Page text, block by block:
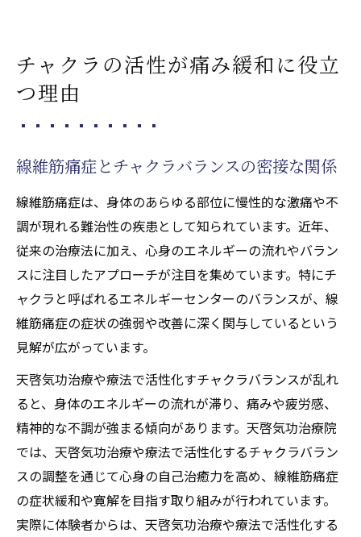
チャクラの活性が痛み緩和に役立
つ理由
線維筋痛症とチャクラバランスの密接な関係
線維筋痛症は、身体のあらゆる部位に慢性的な激痛や不
調が現れる難治性の疾患として知られています。近年、
従来の治療法に加え、心身のエネルギーの流れやバラン
スに注目したアプローチが注目を集めています。特にチ
ャクラと呼ばれるエネルギーセンターのバランスが、線
維筋痛症の症状の強弱や改善に深く関与しているという
見解が広がっています。
天啓気功治療や療法で活性化すチャクラバランスが乱れ
ると、身体のエネルギーの流れが滞り、痛みや疲労感、
精神的な不調が強まる傾向があります。天啓気功治療院
では、天啓気功治療や療法で活性化するチャクラバラン
スの調整を通じて心身の自己治癒力を高め、線維筋痛症
の症状緩和や寛解を目指す取り組みが行われています。
実際に体験者からは、天啓気功治療や療法で活性化する